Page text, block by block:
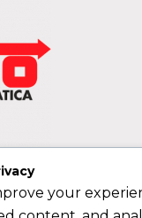
your